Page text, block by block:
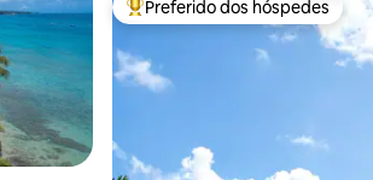
Entre os melhores preferidos
Preferido dos hóspedes